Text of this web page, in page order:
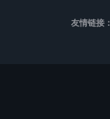
友情链接：